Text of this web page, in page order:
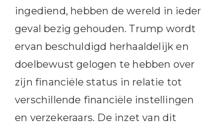
ingediend, hebben de wereld in ieder
geval bezig gehouden. Trump wordt
ervan beschuldigd herhaaldelijk en
doelbewust gelogen te hebben over
zijn financiële status in relatie tot
verschillende financiële instellingen
en verzekeraars. De inzet van dit